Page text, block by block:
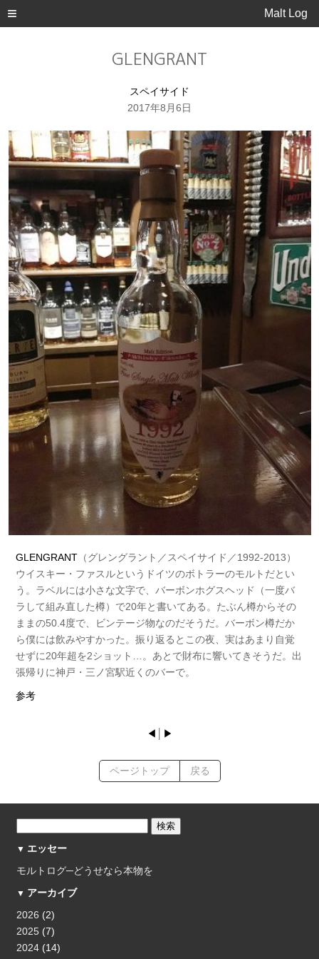
Malt Log
GLENGRANT
スペイサイド
2017年8月6日
GLENGRANT （グレングラント／スペイサイド／1992-2013）
ウイスキー・ファスルというドイツのボトラーのモルトだとい
う。ラベルには小さな文字で、バーボンホグスヘッド（一度バ
ラして組み直した樽）で20年と書いてある。たぶん樽からその
ままの50.4度で、ビンテージ物なのだそうだ。バーボン樽だか
ら僕には飲みやすかった。振り返るとこの夜、実はあまり自覚
せずに20年超を2ショット…。あとで財布に響いてきそうだ。出
張帰りに神戸・三ノ宮駅近くのバーで。
参考
◀ ▶
ページトップ 戻る
エッセー
モルトログ─どうせなら本物を
アーカイブ
2026 (2)
2025(7)
2024(14)